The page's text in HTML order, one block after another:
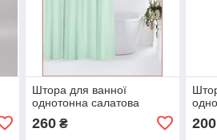
Штора для ванної
однотонна салатова
260₴ 200